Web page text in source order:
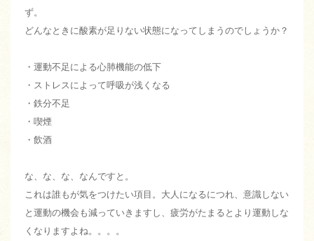
ず。
どんなときに酸素が足りない状態になってしまうのでしょうか？
・運動不足による心肺機能の低下
・ストレスによって呼吸が浅くなる
・鉄分不足
・喫煙
・飲酒
な、な、な、なんですと。
これは誰もが気をつけたい項目。大人になるにつれ、意識しない
と運動の機会も減っていきますし、疲労がたまるとより運動しな
くなりますよね。。。。